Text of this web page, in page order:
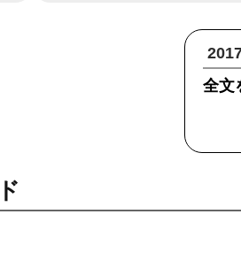
全文